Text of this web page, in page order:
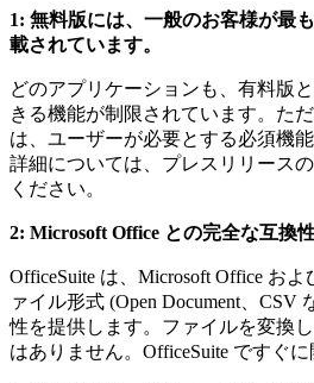
1: 無料版には、一般のお客様が最
載されています。
どのアプリケーションも、有料版
きる機能が制限されています。た
は、ユーザーが必要とする必須機
詳細については、プレスリリース
ください。
2: Microsoft Office との完全な互換
OfficeSuite は、Microsoft Office お
ァイル形式 (Open Document、CSV
性を提供します。ファイルを変換
はありません。OfficeSuite ですぐに